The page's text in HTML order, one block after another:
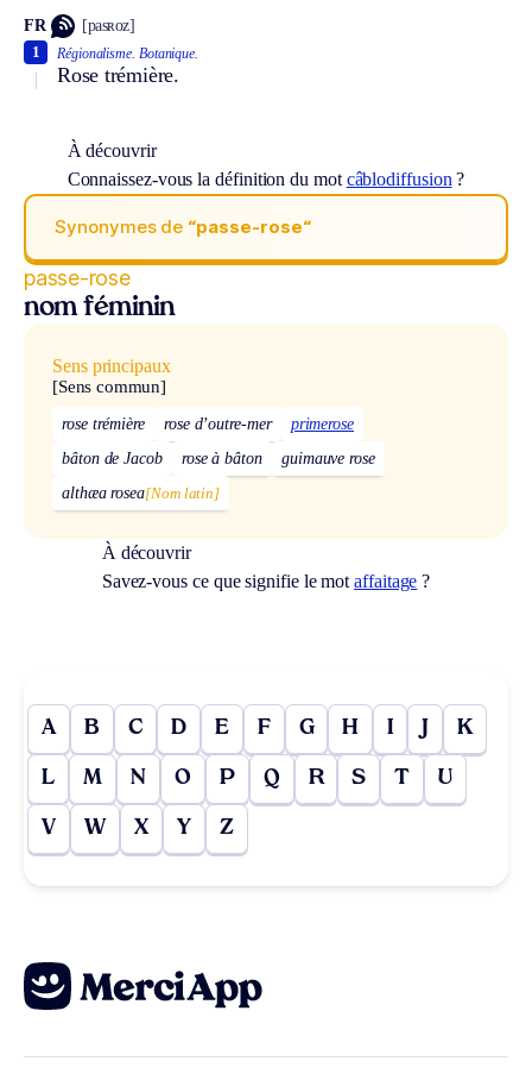
FR [pasʀoz]
Régionalisme. Botanique.
Rose trémière.
1
À découvrir
Connaissez-vous la définition du mot câblodiffusion ?
Synonymes de “passe-rose“
passe-rose
nom féminin
Sens principaux
[Sens commun]
rose trémière rose d’outre-mer
primerose
bâton de Jacob
rose à bâton
guimauve rose
althæa rosea[Nom latin]
À découvrir
Savez-vous ce que signifie le motaffaitage ?
A B C D E F G H I J K
L M N O P Q R S T U
V W X Y Z